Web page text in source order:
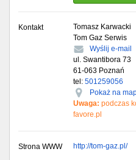
Kontakt
Tomasz Karwacki
Tom Gaz Serwis
Wyślij e-mail
ul. Swantibora 73
61-063 Poznań
tel: 501259056
Pokaż na
Uwaga: podczas
favore.pl
Strona WWW http://tom-gaz.pl/